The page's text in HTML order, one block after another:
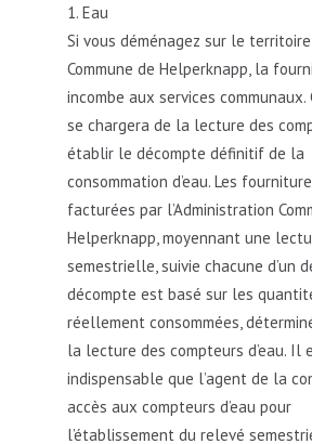
Eau
Si vous déménagez sur le
Commune de Helperknapp, la
incombe aux services communaux.
se chargera de la lecture des
établir le décompte définitif de la
consommation d’eau. Les
facturées par l’Administration
Helperknapp, moyennant une
semestrielle, suivie chacune d’un
décompte est basé sur les
réellement consommées,
la lecture des compteurs d’eau. ​Il
indispensable que l’agent de la
accès aux compteurs d’eau pour
l’établissement du relevé